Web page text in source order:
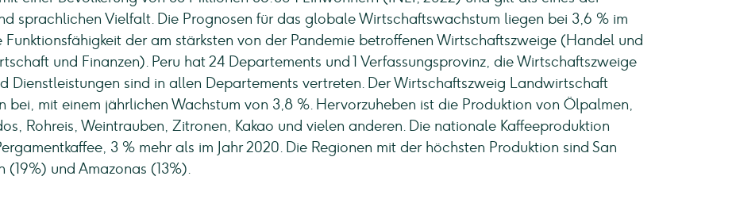
sprachlichen Vielfalt. Die Prognosen für das globale Wirtschaftswachstum liegen bei 3,6 % im
Funktionsfähigkeit der am stärksten von der Pandemie betroffenen Wirtschaftszweige (Handel und
und Finanzen). Peru hat 24 Departements und 1 Verfassungsprovinz, die Wirtschaftszweige
Dienstleistungen sind in allen Departements vertreten. Der Wirtschaftszweig Landwirtschaft
mit einem jährlichen Wachstum von 3,8 %. Hervorzuheben ist die Produktion von Ölpalmen,
Rohreis, Weintrauben, Zitronen, Kakao und vielen anderen. Die nationale Kaffeeproduktion
3 % mehr als im Jahr 2020. Die Regionen mit der höchsten Produktion sind San
(19%) und Amazonas (13%).